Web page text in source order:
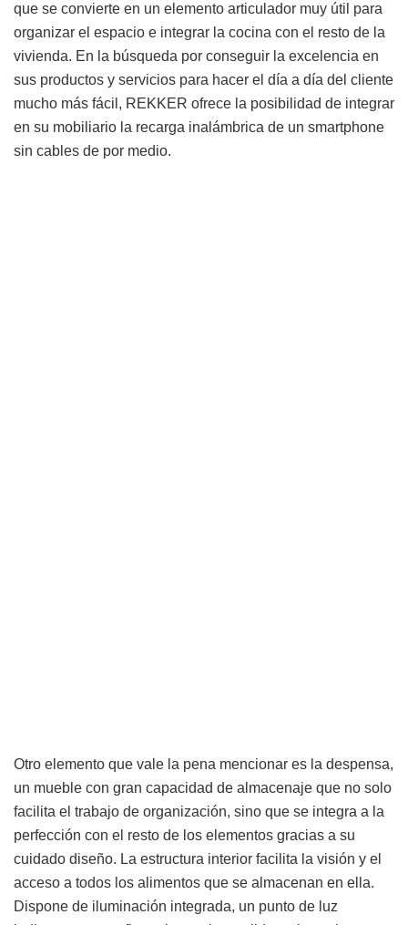
que se convierte en un elemento articulador muy útil para
organizar el espacio e integrar la cocina con el resto de la
vivienda. En la búsqueda por conseguir la excelencia en
sus productos y servicios para hacer el día a día del cliente
mucho más fácil, REKKER ofrece la posibilidad de integrar
en su mobiliario la recarga inalámbrica de un smartphone
sin cables de por medio.
Otro elemento que vale la pena mencionar es la despensa,
un mueble con gran capacidad de almacenaje que no solo
facilita el trabajo de organización, sino que se integra a la
perfección con el resto de los elementos gracias a su
cuidado diseño. La estructura interior facilita la visión y el
acceso a todos los alimentos que se almacenan en ella.
Dispone de iluminación integrada, un punto de luz